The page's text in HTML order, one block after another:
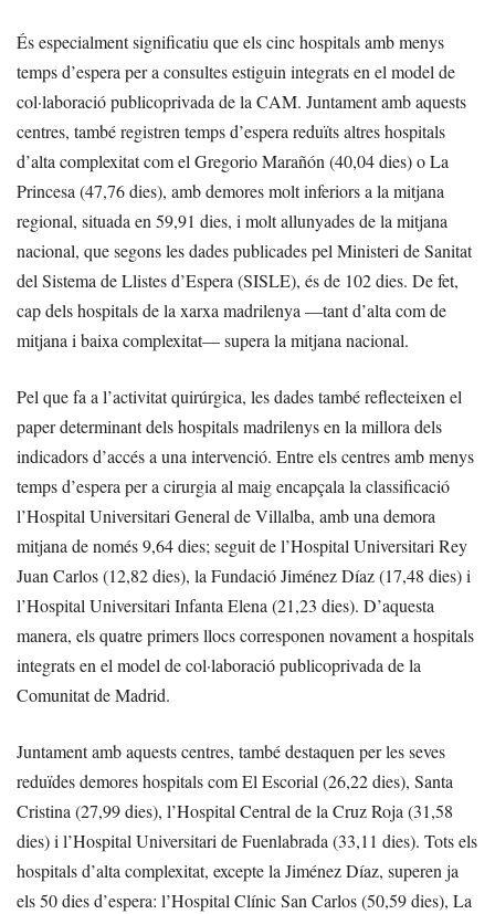
És especialment significatiu que els cinc hospitals amb menys
temps d’espera per a consultes estiguin integrats en el model de
col·laboració publicoprivada de la CAM. Juntament amb aquests
centres, també registren temps d’espera reduïts altres hospitals
d’alta complexitat com el Gregorio Marañón (40,04 dies) o La
Princesa (47,76 dies), amb demores molt inferiors a la mitjana
regional, situada en 59,91 dies, i molt allunyades de la mitjana
nacional, que segons les dades publicades pel Ministeri de Sanitat
del Sistema de Llistes d’Espera (SISLE), és de 102 dies. De fet,
cap dels hospitals de la xarxa madrilenya —tant d’alta com de
mitjana i baixa complexitat— supera la mitjana nacional.
Pel que fa a l’activitat quirúrgica, les dades també reflecteixen el
paper determinant dels hospitals madrilenys en la millora dels
indicadors d’accés a una intervenció. Entre els centres amb menys
temps d’espera per a cirurgia al maig encapçala la classificació
l’Hospital Universitari General de Villalba, amb una demora
mitjana de només 9,64 dies; seguit de l’Hospital Universitari Rey
Juan Carlos (12,82 dies), la Fundació Jiménez Díaz (17,48 dies) i
l’Hospital Universitari Infanta Elena (21,23 dies). D’aquesta
manera, els quatre primers llocs corresponen novament a hospitals
integrats en el model de col·laboració publicoprivada de la
Comunitat de Madrid.
Juntament amb aquests centres, també destaquen per les seves
reduïdes demores hospitals com El Escorial (26,22 dies), Santa
Cristina (27,99 dies), l’Hospital Central de la Cruz Roja (31,58
dies) i l’Hospital Universitari de Fuenlabrada (33,11 dies). Tots els
hospitals d’alta complexitat, excepte la Jiménez Díaz, superen ja
els 50 dies d’espera: l’Hospital Clínic San Carlos (50,59 dies), La